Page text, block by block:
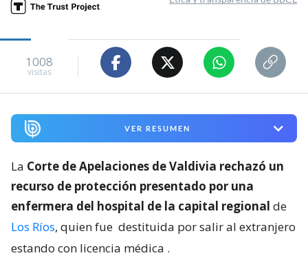
1008
visitas
VER RESUMEN
La Corte de Apelaciones de Valdivia rechazó un
recurso de protección presentado por una
enfermera del hospital de la capital regional de
Los Ríos, quien fue destituida por salir al extranjero
estando con licencia médica .